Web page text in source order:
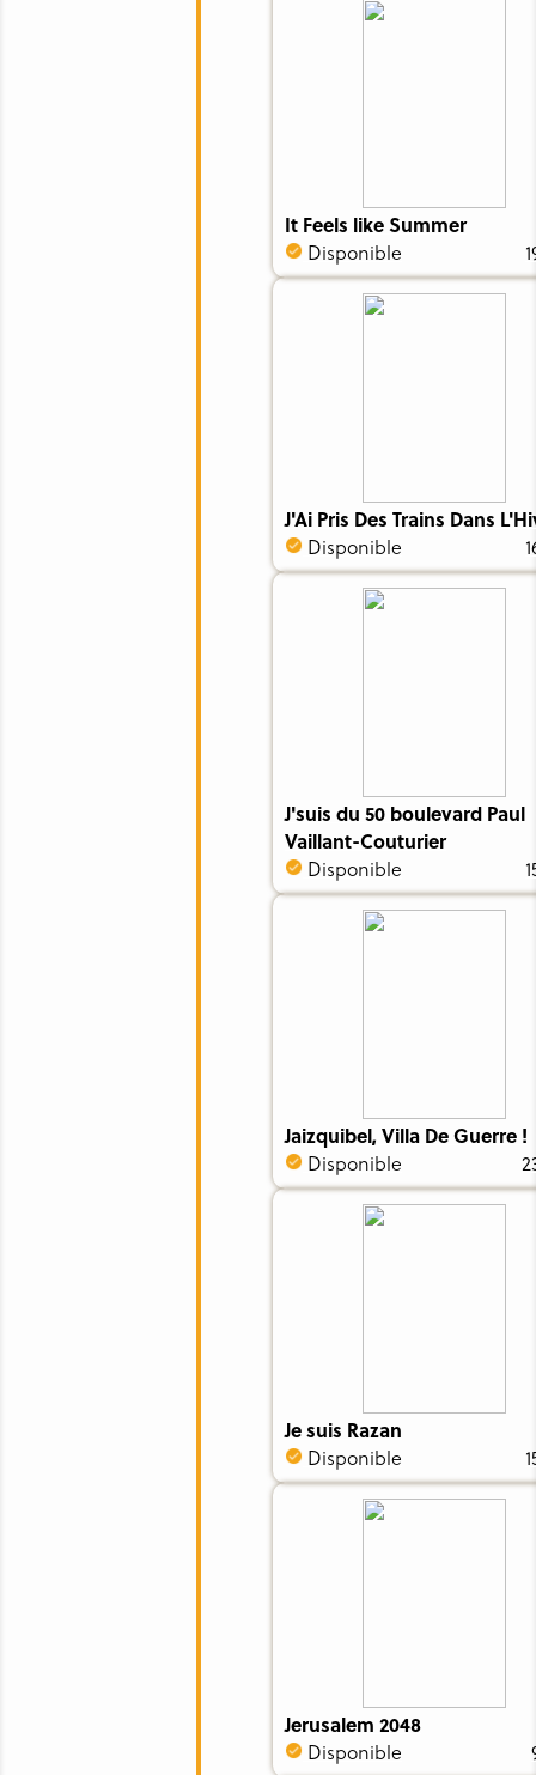
It Feels like Summer
Disponible
J'Ai Pris Des Trains Dans
Disponible
J'suis du 50 boulevard Paul
Vaillant-Couturier
Disponible
Jaizquibel, Villa De Guerre !
Disponible
Je suis Razan
Disponible
Jerusalem 2048
Disponible